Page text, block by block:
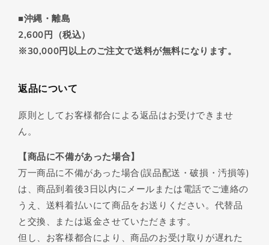
■沖縄・離島
2,600円（税込）
※30,000円以上のご注文で送料が無料になります。
返品について
原則としてお客様都合による返品はお受けできませ
ん。
【商品に不備があった場合】
万一商品に不備があった場合(誤品配送・破損・汚損等)
は、商品到着後3日以内にメールまたは電話でご連絡の
うえ、送料着払いにて商品をお送りください。代替品
と交換、または返金させていただきます。
但し、お客様都合により、商品のお受け取りが遅れた